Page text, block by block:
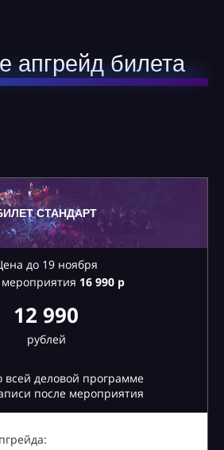
апгрейд билета
СТАНДАРТ
до 19 ноября
16990 р
12 990
рублей
всей деловой программе
после мероприятия